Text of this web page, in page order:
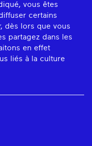
vous êtes
certains
dès lors que vous
partagez dans les
en effet
liés à la culture